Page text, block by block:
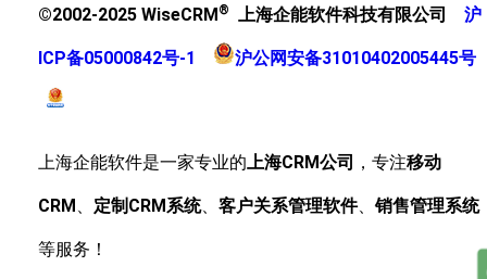
©2002-2025 WiseCRM ® 上海企能软件科技有限公司 沪
ICP备05000842号-1 沪公网安备31010402005445号
上海企能软件是一家专业的上海CRM公司 ，专注移动
CRM 、 定制CRM系统、 客户关系管理软件、销售管理系统
等服务！